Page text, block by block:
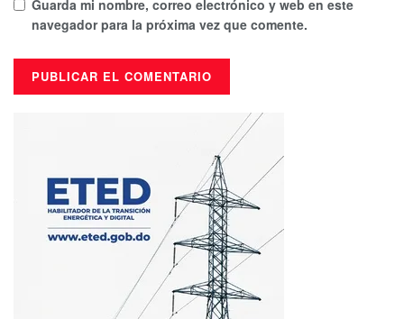
Guarda mi nombre, correo electrónico y web en este
navegador para la próxima vez que comente.